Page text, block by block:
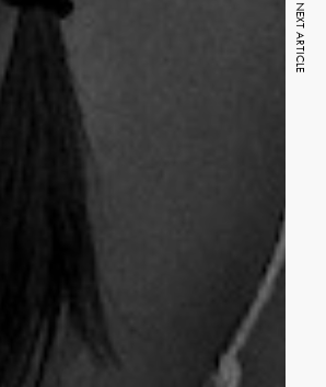
NEXT ARTICLE